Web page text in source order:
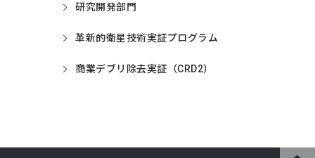
研究開発部門
革新的衛星技術実証プログラム
商業デブリ除去実証（CRD2）